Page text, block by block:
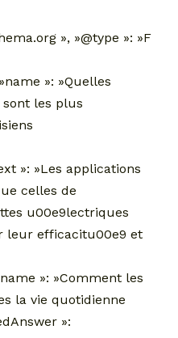
», »@type »: »F
»: »Quelles
les plus
»: »Les applications
celles de
u00e9lectriques
leur efficacitu00e9 et
»: »Comment les
la vie quotidienne
»: